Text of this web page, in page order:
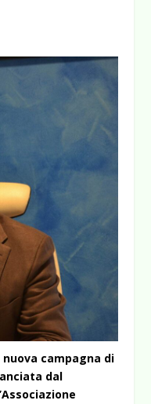
campagna di
dal